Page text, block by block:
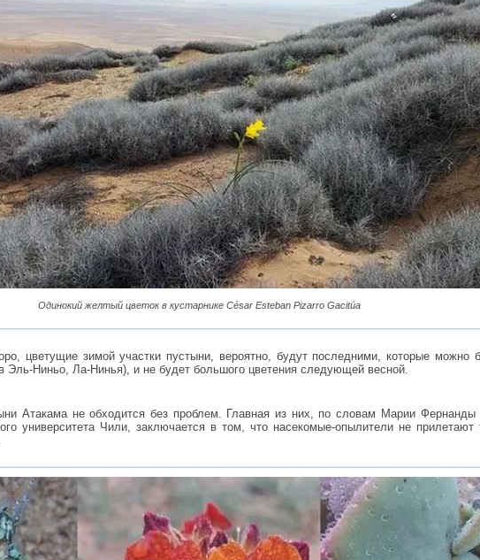
Одинокий желтый цветок в кустарнике César Esteban Pizarro Gacitúa
цветущие зимой участки пустыни, вероятно, будут последними, которые можно
Эль-Ниньо, Ла-Нинья), и не будет большого цветения следующей весной.
Атакама не обходится без проблем. Главная из них, по словам Марии Фернанды
университета Чили, заключается в том, что насекомые-опылители не прилетают